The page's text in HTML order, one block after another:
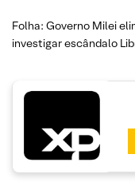
Folha: Governo Milei
investigar escândalo